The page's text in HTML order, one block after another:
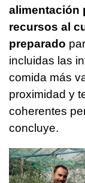
alimentación
recursos al
preparado
incluidas las
comida más
proximidad y
coherentes
concluye.